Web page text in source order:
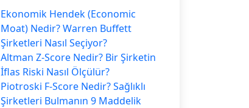
Ekonomik Hendek (Economic
Moat) Nedir? Warren Buffett
Şirketleri Nasıl Seçiyor?
Altman Z-Score Nedir? Bir Şirketin
İflas Riski Nasıl Ölçülür?
Piotroski F-Score Nedir? Sağlıklı
Şirketleri Bulmanın 9 Maddelik